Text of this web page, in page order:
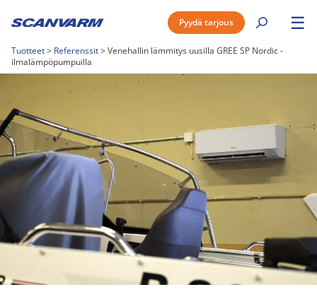
Pyydä tarjous ☰
Tuotteet> Referenssit> Venehallin lämmitys uusilla GREE SP Nordic -
ilmalämpöpumpuilla